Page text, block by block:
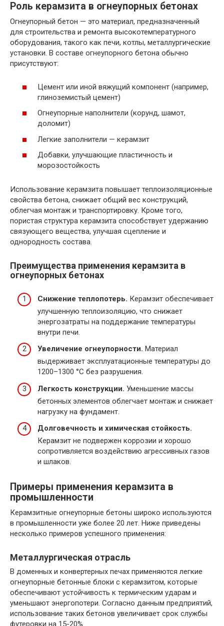
Роль керамзита в огнеупорных бетонах
Огнеупорный бетон — это материал, предназначенный
для строительства и ремонта высокотемпературного
оборудования, такого как печи, котлы, металлургические
установки. В составе огнеупорного бетона обычно
присутствуют:
Цемент или иной вяжущий компонент (например,
глиноземистый цемент)
Огнеупорные наполнители (корунд, шамот,
доломит)
Легкие заполнители — керамзит
Добавки, улучшающие пластичность и
морозостойкость
Использование керамзита повышает теплоизоляционные
свойства бетона, снижает общий вес конструкций,
облегчая монтаж и транспортировку. Кроме того,
пористая структура керамзита способствует удержанию
связующего вещества, улучшая сцепление и
однородность состава.
Преимущества применения керамзита в
огнеупорных бетонах
Снижение теплопотерь. Керамзит обеспечивает
улучшенную теплоизоляцию, что снижает
энергозатраты на поддержание температуры
внутри печи.
Увеличение огнеупорности. Материал
выдерживает эксплуатационные температуры до
1200–1300 °C без разрушения.
Легкость конструкции. Уменьшение массы
бетонных элементов облегчает монтаж и снижает
нагрузку на фундамент.
Долговечность и химическая стойкость.
Керамзит не подвержен коррозии и хорошо
сопротивляется воздействию агрессивных газов
и шлаков.
Примеры применения керамзита в
промышленности
Керамзитные огнеупорные бетоны широко используются
в промышленности уже более 20 лет. Ниже приведены
несколько примеров успешного применения:
Металлургическая отрасль
В доменных и конвертерных печах применяются легкие
огнеупорные бетонные блоки с керамзитом, которые
обеспечивают устойчивость к термическим ударам и
уменьшают энергопотери. Согласно данным предприятий,
использование таких бетонов увеличивает срок службы
футеровки на 15-20%.